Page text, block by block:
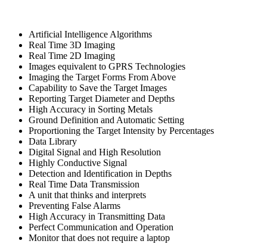
Artificial Intelligence Algorithms
Real Time 3D Imaging
Real Time 2D Imaging
Images equivalent to GPRS Technologies
Imaging the Target Forms From Above
Capability to Save the Target Images
Reporting Target Diameter and Depths
High Accuracy in Sorting Metals
Ground Definition and Automatic Setting
Proportioning the Target Intensity by Percentages
Data Library
Digital Signal and High Resolution
Highly Conductive Signal
Detection and Identification in Depths
Real Time Data Transmission
A unit that thinks and interprets
Preventing False Alarms
High Accuracy in Transmitting Data
Perfect Communication and Operation
Monitor that does not require a laptop